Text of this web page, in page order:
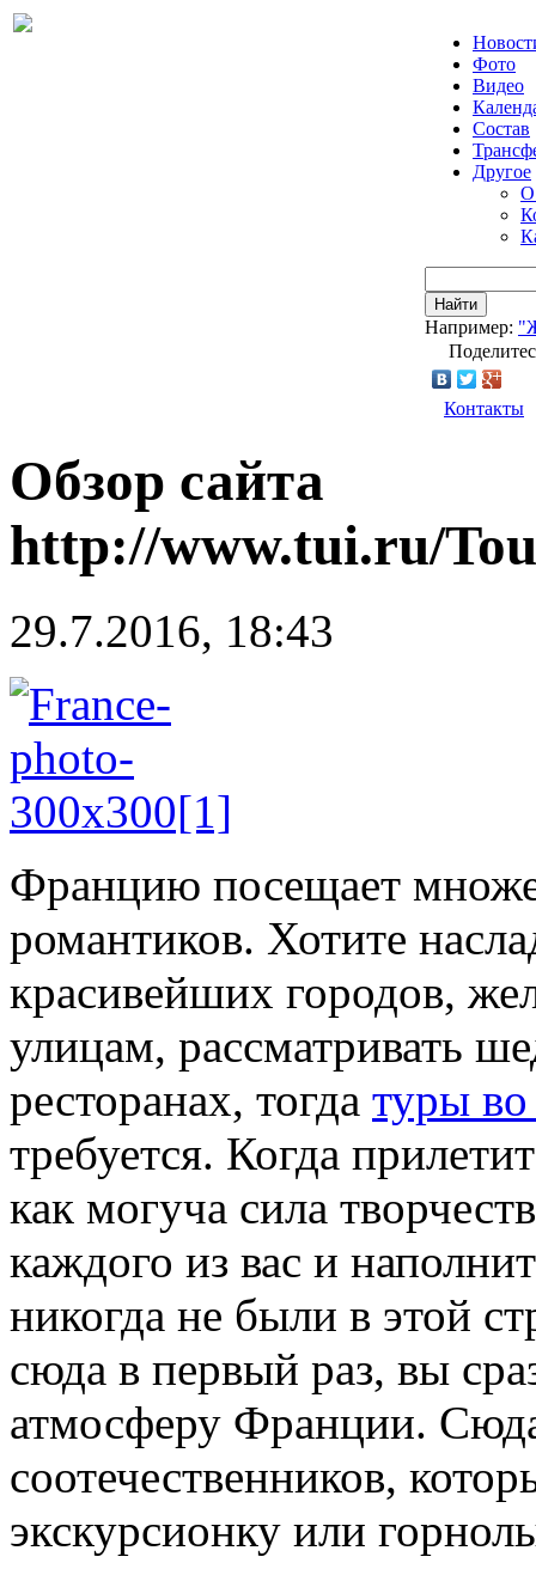
Фото
Видео
Состав
Другое
О
Найти
Например:
Контакты
Обзор сайта
http://www.tui.ru/
29.7.2016, 18:43
Францию посещает
романтиков. Хотите
красивейших городов,
улицам, рассматривать
ресторанах, тогда туры
требуется. Когда
как могуча сила
каждого из вас и
никогда не были в этой
сюда в первый раз, вы
атмосферу Франции.
соотечественников,
экскурсионку или